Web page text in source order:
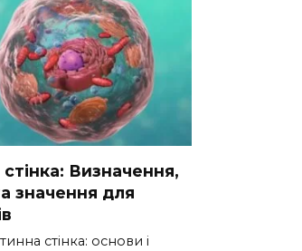
стінка: Визначення,
значення для
стінка: основи і